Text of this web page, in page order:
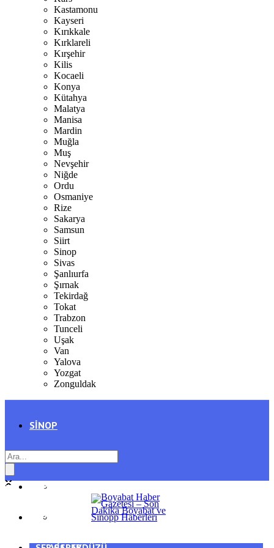
Kastamonu
Kayseri
Kırıkkale
Kırklareli
Kırşehir
Kilis
Kocaeli
Konya
Kütahya
Malatya
Manisa
Mardin
Muğla
Muş
Nevşehir
Niğde
Ordu
Osmaniye
Rize
Sakarya
Samsun
Siirt
Sinop
Sivas
Şanlıurfa
Şırnak
Tekirdağ
Tokat
Trabzon
Tunceli
Uşak
Van
Yalova
Yozgat
Zonguldak
SINOP
AYANCIK
GENEL
SPOR